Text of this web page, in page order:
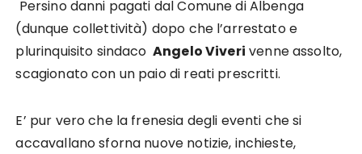
Persino danni pagati dal Comune di Albenga
(dunque collettività) dopo che l’arrestato e
plurinquisito sindaco Angelo Viveri venne assolto,
scagionato con un paio di reati prescritti.
E’ pur vero che la frenesia degli eventi che si
accavallano sforna nuove notizie, inchieste,